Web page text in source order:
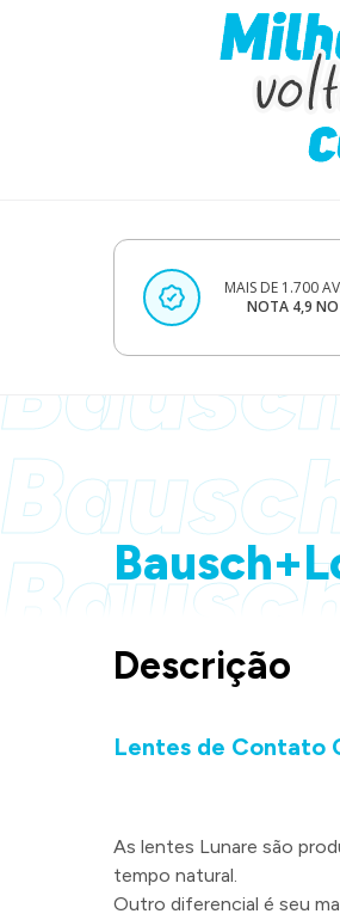
MAIS DE 1.700
NOTA 4,9 NO
Descrição
Lentes de Contato
As lentes Lunare são
tempo natural.
Outro diferencial é seu